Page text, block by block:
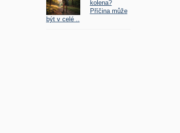
kolena?
Příčina může
být v celé ..